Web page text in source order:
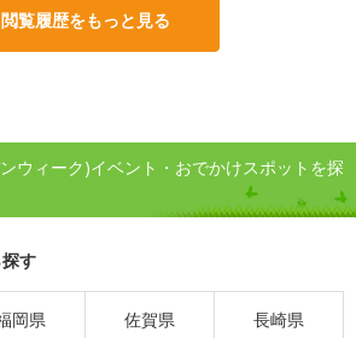
閲覧履歴をもっと見る
ウィーク)イベント・おでかけスポットを探
す
岡県 佐賀県 長崎県